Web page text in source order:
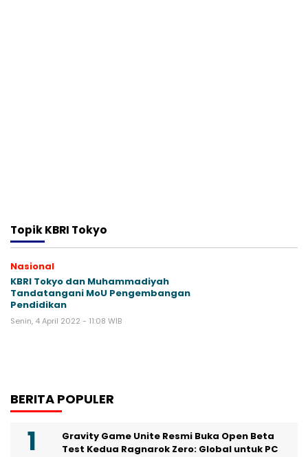
TopikKBRI Tokyo
Nasional
KBRI Tokyo dan Muhammadiyah
Tandatangani MoU Pengembangan
Pendidikan
Senin, 4 April 2022 - 11:08 WIB
BERITA POPULER
Gravity Game Unite Resmi Buka Open Beta
Test Kedua Ragnarok Zero: Global untuk PC